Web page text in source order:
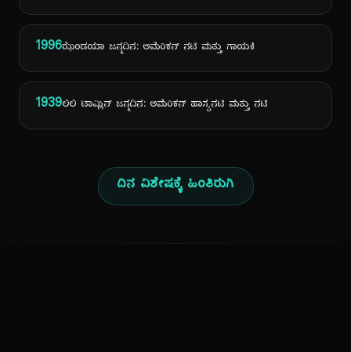
1996ಝೆಂಡಯಾ ಜನ್ಮದಿನ: ಅಮೆರಿಕನ್ ನಟಿ ಮತ್ತು ಗಾಯಕಿ
1939ಲಿಲಿ ಟಾಮ್ಲಿನ್ ಜನ್ಮದಿನ: ಅಮೆರಿಕನ್ ಹಾಸ್ಯನಟಿ ಮತ್ತು ನಟಿ
ದಿನ ವಿಶೇಷಕ್ಕೆ ಹಿಂತಿರುಗಿ